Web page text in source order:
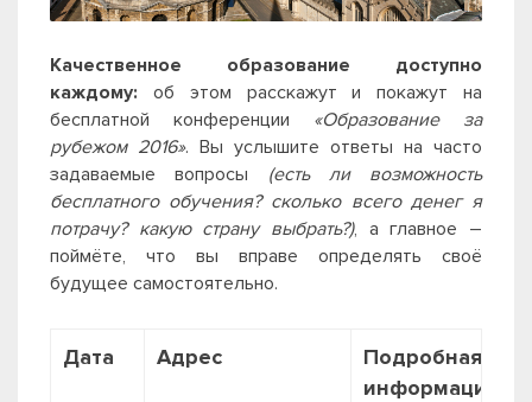
Качественное образование доступно
каждому: об этом расскажут и покажут на
бесплатной конференции «Образование за
рубежом 2016». Вы услышите ответы на часто
задаваемые вопросы (есть ли возможность
бесплатного обучения? сколько всего денег я
потрачу? какую страну выбрать?), а главное –
поймёте, что вы вправе определять своё
будущее самостоятельно.
Дата Адрес
Подробная
информация